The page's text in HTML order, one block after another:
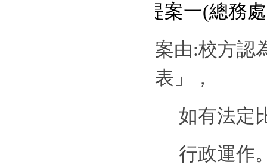
提案一(總務處
案由:校方認
表」，
如有法定
行政運作